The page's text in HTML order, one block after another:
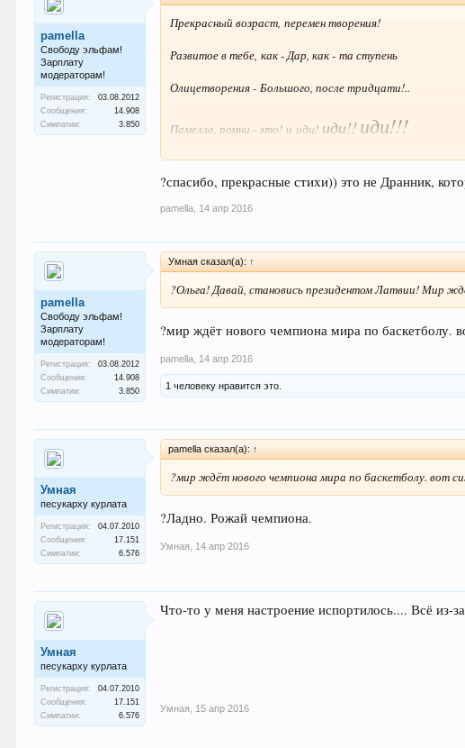
pamella
Свободу эльфам!
Зарплату
модераторам!
Регистрация:
03.08.2012
Сообщения:
14.908
Симпатии:
3.850
Прекрасный возраст, перемен творения!
Развитое в тебе, как - Дар, как - та ступень
Олицетворения - Большого, после тридцати!..
Памелла, помни - это! и иди! иди!!иди!!!
________________________________
лишь, только не сиди!...
язнаю- ты должна идти.
а если вспомнишь, позови...
?спасибо, прекрасные стихи)) это не Дранник,
pamella 14 апр 2016
pamella
Свободу эльфам!
Зарплату
модераторам!
Регистрация:
03.08.2012
Сообщения:
14.908
Симпатии:
3.850
Умная сказал(а): ↑
?Ольга! Давай, становись президентом Латвии! Мир
?мир ждёт нового чемпиона мира по баскетболу.
pamella 14 апр 2016
1 человеку нравится это.
Умная
песукарху курлата
Регистрация:
04.07.2010
Сообщения:
17.151
Симпатии:
6.576
pamella сказал(а): ↑
?мир ждёт нового чемпиона мира по баскетболу. вот
?Ладно. Рожай чемпиона.
Умная 14 апр 2016
Умная
песукарху курлата
Регистрация:
04.07.2010
Сообщения:
17.151
Симпатии:
6.576
Что-то у меня настроение испортилось.... Всё из-
Умная 15 апр 2016